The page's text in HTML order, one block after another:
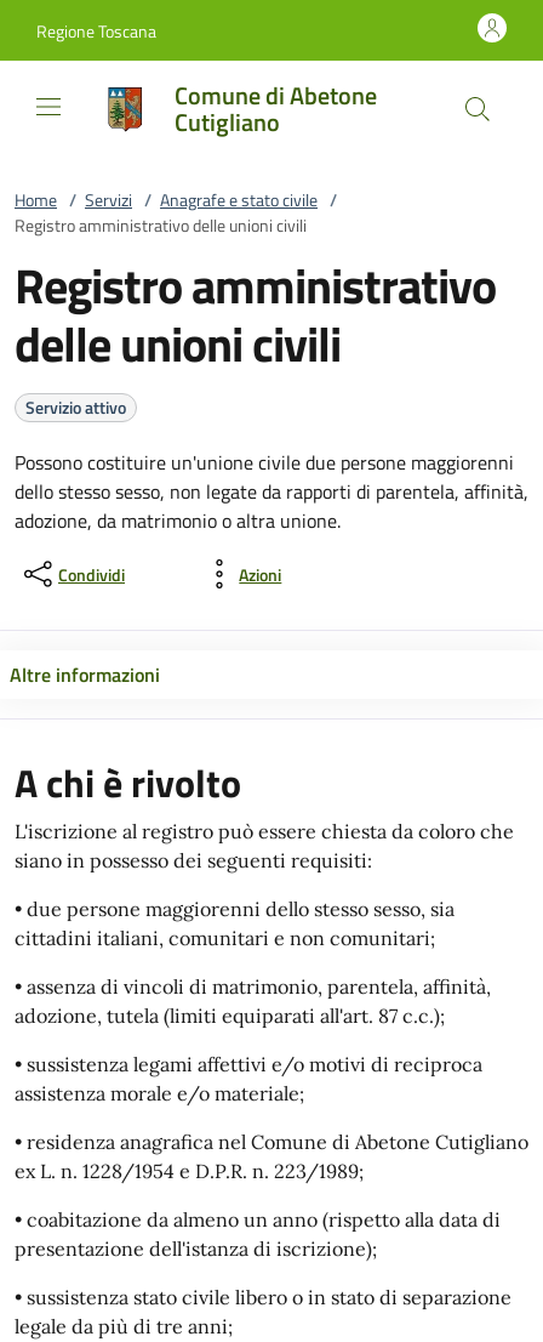
Regione Toscana
Comune di Abetone
Cutigliano
Home / Servizi / Anagrafe e stato civile /
Registro amministrativo delle unioni civili
Registro amministrativo
delle unioni civili
Servizio attivo
Possono costituire un'unione civile due persone maggiorenni
dello stesso sesso, non legate da rapporti di parentela, affinità,
adozione, da matrimonio o altra unione.
Condividi Azioni
Altre informazioni
A chi è rivolto
L'iscrizione al registro può essere chiesta da coloro che
siano in possesso dei seguenti requisiti:
• due persone maggiorenni dello stesso sesso, sia
cittadini italiani, comunitari e non comunitari;
• assenza di vincoli di matrimonio, parentela, affinità,
adozione, tutela (limiti equiparati all'art. 87 c.c.);
• sussistenza legami affettivi e/o motivi di reciproca
assistenza morale e/o materiale;
• residenza anagrafica nel Comune di Abetone Cutigliano
ex L. n. 1228/1954 e D.P.R. n. 223/1989;
• coabitazione da almeno un anno (rispetto alla data di
presentazione dell'istanza di iscrizione);
• sussistenza stato civile libero o in stato di separazione
legale da più di tre anni;